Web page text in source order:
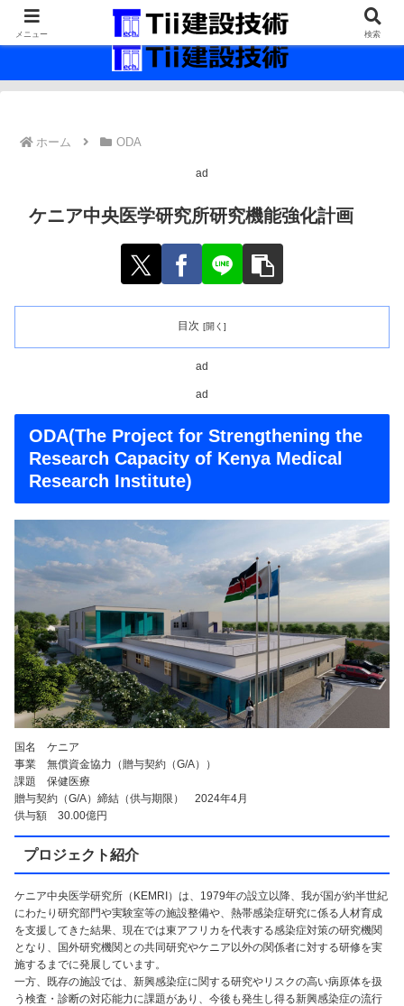
最新の建設技術の情報インフラ。
ホーム ODA
ad
ケニア中央医学研究所研究機能強化計画
目次
ad
ad
ODA(The Project for Strengthening the
Research Capacity of Kenya Medical
Research Institute)
国名 ケニア
事業 無償資金協力（贈与契約（G/A））
課題 保健医療
贈与契約（G/A）締結（供与期限） 2024年4月
供与額 30.00億円
プロジェクト紹介
ケニア中央医学研究所（KEMRI）は、1979年の設立以降、我が国が約半世紀
にわたり研究部門や実験室等の施設整備や、熱帯感染症研究に係る人材育成
を支援してきた結果、現在では東アフリカを代表する感染症対策の研究機関
となり、国外研究機関との共同研究やケニア以外の関係者に対する研修を実
施するまでに発展しています。
一方、既存の施設では、新興感染症に関する研究やリスクの高い病原体を扱
う検査・診断の対応能力に課題があり、今後も発生し得る新興感染症の流行
メニュー 検索